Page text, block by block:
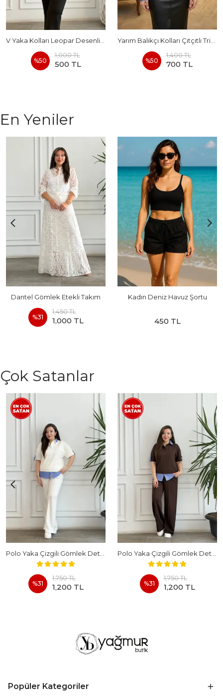
%50
1,000 TL
500 TL %50
1,400 TL
700 TL
En Yeniler
Dantel Gömlek Etekli Takım
%31
1,450 TL
1,000 TL
Kadın Deniz Havuz Şortu
450 TL
Çok Satanlar
%31
1,750 TL
1,200 TL %31
1,750 TL
1,200 TL
Popüler Kategoriler